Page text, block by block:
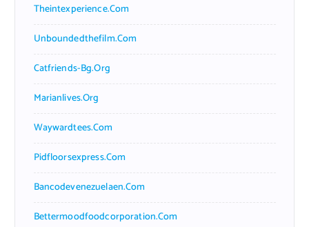
Theintexperience.com
Unboundedthefilm.com
Catfriends-Bg.org
Marianlives.org
Waywardtees.com
Pidfloorsexpress.com
Bancodevenezuelaen.com
Bettermoodfoodcorporation.com